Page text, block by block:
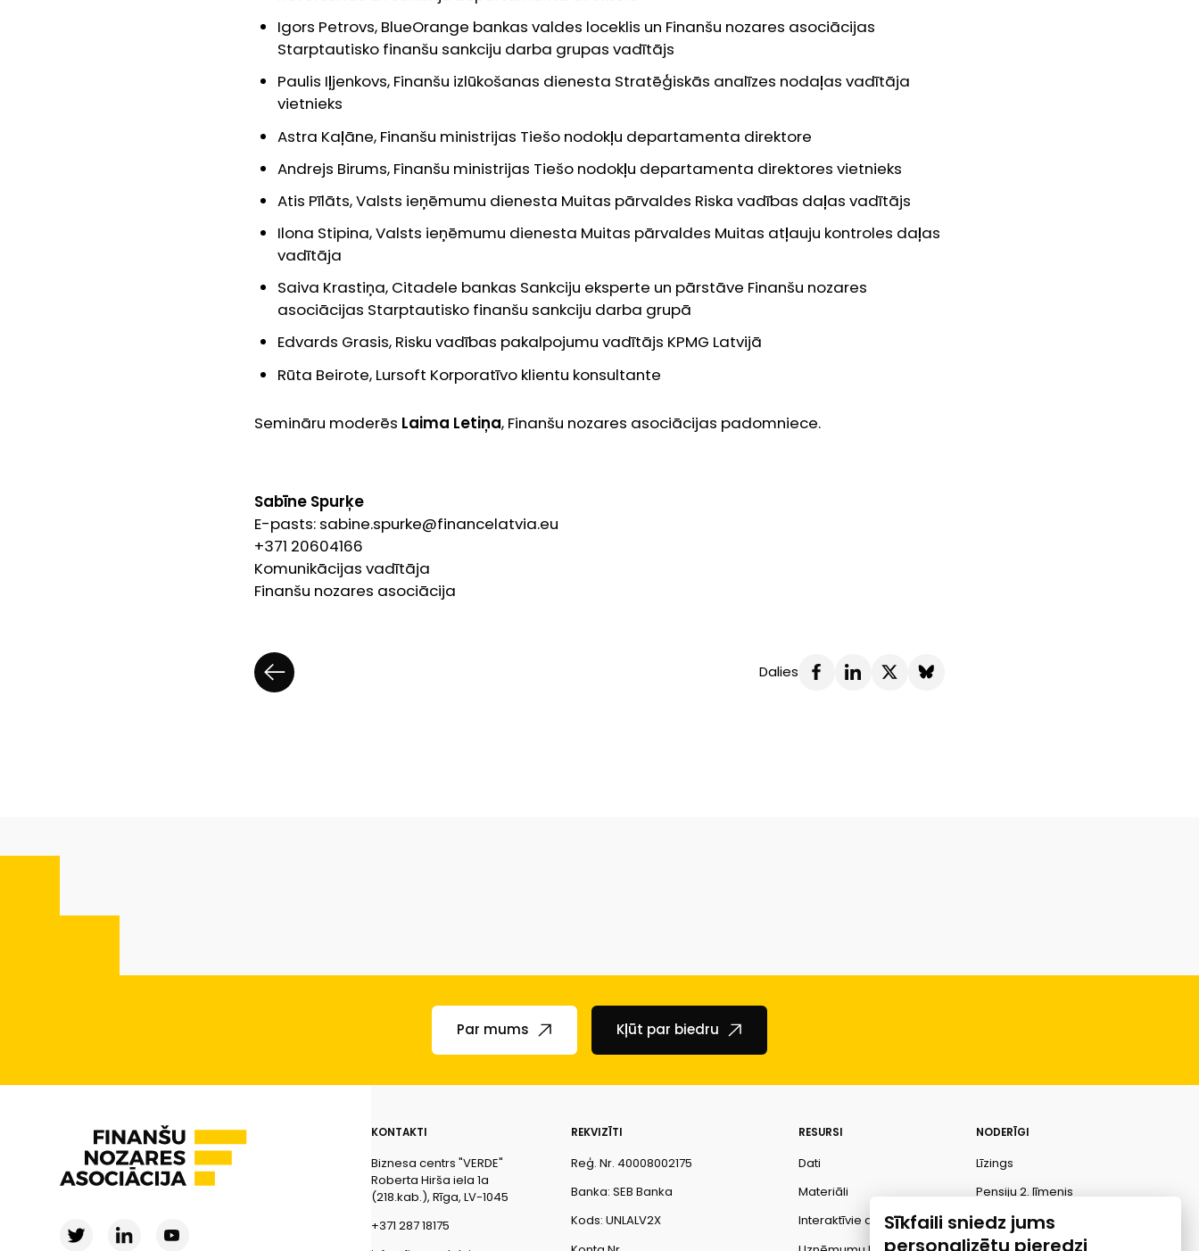
Igors Petrovs, BlueOrange bankas valdes loceklis un Finanšu nozares asociācijas
Starptautisko finanšu sankciju darba grupas vadītājs
Paulis Iļjenkovs, Finanšu izlūkošanas dienesta Stratēģiskās analīzes nodaļas vadītāja
vietnieks
Astra Kaļāne, Finanšu ministrijas Tiešo nodokļu departamenta direktore
Andrejs Birums, Finanšu ministrijas Tiešo nodokļu departamenta direktores vietnieks
Atis Pīlāts, Valsts ieņēmumu dienesta Muitas pārvaldes Riska vadības daļas vadītājs
Ilona Stipina, Valsts ieņēmumu dienesta Muitas pārvaldes Muitas atļauju kontroles daļas
vadītāja
Saiva Krastiņa, Citadele bankas Sankciju eksperte un pārstāve Finanšu nozares
asociācijas Starptautisko finanšu sankciju darba grupā
Edvards Grasis, Risku vadības pakalpojumu vadītājs KPMG Latvijā
Rūta Beirote, Lursoft Korporatīvo klientu konsultante
Semināru moderēs Laima Letiņa, Finanšu nozares asociācijas padomniece.
Sabīne Spurķe
E-pasts: sabine.spurke@financelatvia.eu
+371 20604166
Komunikācijas vadītāja
Finanšu nozares asociācija
Dalies
Par mums Kļūt par biedru
KONTAKTI
Biznesa centrs "VERDE"
Roberta Hirša iela 1a
(218.kab.), Rīga, LV-1045
+371 287 18175
REKVIZĪTI
Reģ. Nr. 40008002175
Banka: SEB Banka
Kods: UNLALV2X
RESURSI
Dati
Materiāli
Interaktīvie dati
NODERĪGI
Līzings
Pensiju 2. līmenis
Finanšu pratība
Sīkfaili sniedz jums
personalizētu pieredzi